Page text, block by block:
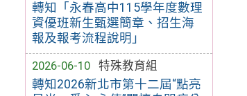
轉知「永春高中115學年度數理
資優班新生甄選簡章、招生海
報及報考流程說明」
2026-06-10
特殊教育組
轉知2026新北市第十二屆“點亮